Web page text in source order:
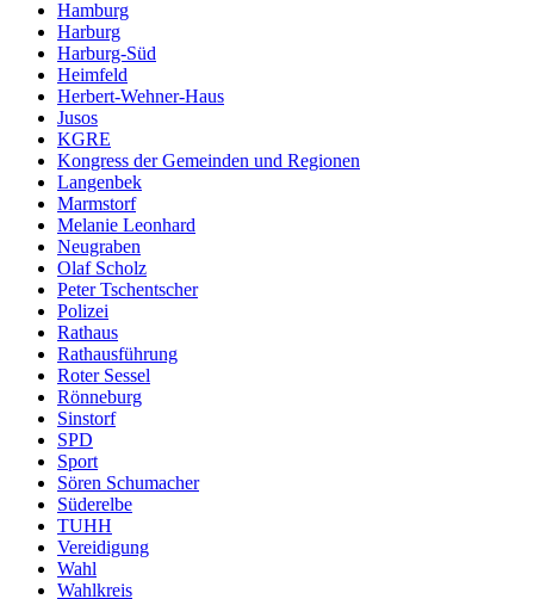
Hamburg
Harburg
Harburg-Süd
Heimfeld
Herbert-Wehner-Haus
Jusos
KGRE
Kongress der Gemeinden und Regionen
Langenbek
Marmstorf
Melanie Leonhard
Neugraben
Olaf Scholz
Peter Tschentscher
Polizei
Rathaus
Rathausführung
Roter Sessel
Rönneburg
Sinstorf
SPD
Sport
Sören Schumacher
Süderelbe
TUHH
Vereidigung
Wahl
Wahlkreis